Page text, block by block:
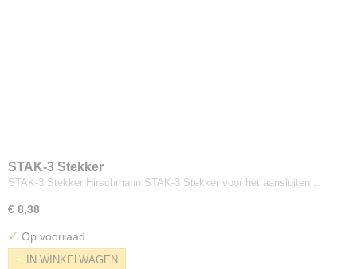
STAK-3 Stekker
STAK-3 Stekker Hirschmann STAK-3 Stekker voor het aansluiten…
€ 8,38
✓ Op voorraad
IN WINKELWAGEN